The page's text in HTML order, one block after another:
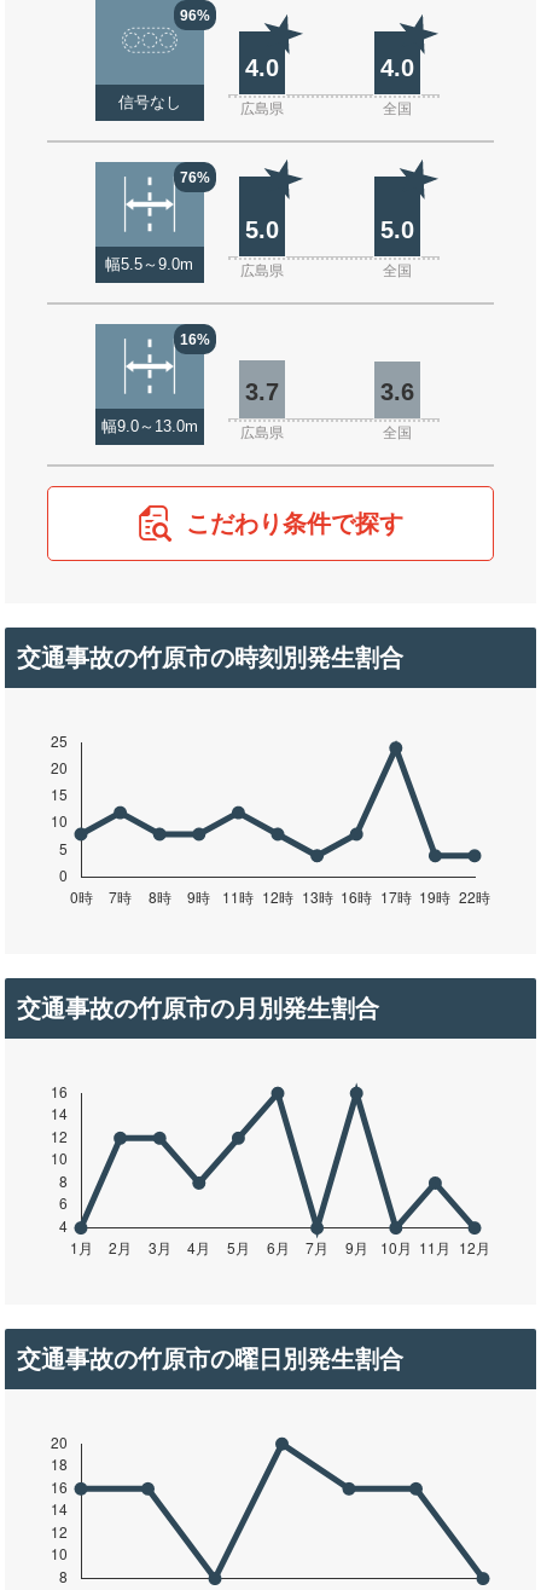
96%
信号なし
4.0 4.0
広島県 全国
76%
幅5.5～9.0m
5.0 5.0
広島県 全国
16%
幅9.0～13.0m
3.7 3.6
広島県 全国
こだわり条件で探す
交通事故の竹原市の時刻別発生割合
交通事故の竹原市の月別発生割合
交通事故の竹原市の曜日別発生割合